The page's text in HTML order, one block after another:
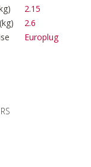
2.15
2.6
Europlug